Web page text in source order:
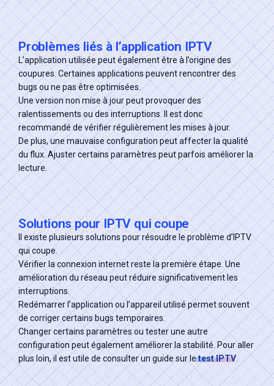
Problèmes liés à l’application IPTV
L’application utilisée peut également être à l’origine des
coupures. Certaines applications peuvent rencontrer des
bugs ou ne pas être optimisées.
Une version non mise à jour peut provoquer des
ralentissements ou des interruptions. Il est donc
recommandé de vérifier régulièrement les mises à jour.
De plus, une mauvaise configuration peut affecter la qualité
du flux. Ajuster certains paramètres peut parfois améliorer la
lecture.
Solutions pour IPTV qui coupe
Il existe plusieurs solutions pour résoudre le problème d’IPTV
qui coupe.
Vérifier la connexion internet reste la première étape. Une
amélioration du réseau peut réduire significativement les
interruptions.
Redémarrer l’application ou l’appareil utilisé permet souvent
de corriger certains bugs temporaires.
Changer certains paramètres ou tester une autre
configuration peut également améliorer la stabilité. Pour aller
plus loin, il est utile de consulter un guide sur letest IPTV